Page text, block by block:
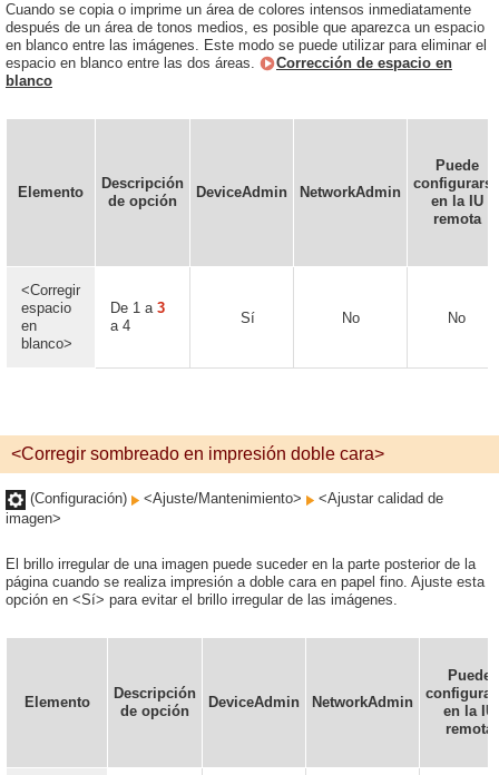
Cuando se copia o imprime un área de colores intensos inmediatamente
después de un área de tonos medios, es posible que aparezca un espacio
en blanco entre las imágenes. Este modo se puede utilizar para eliminar el
espacio en blanco entre las dos áreas.
Corrección de espacio en
blanco
Elemento
Descripción
de opción
DeviceAdmin NetworkAdmin
Puede
configurarse
en la IU
remota
<Corregir
espacio
en
blanco>
De 1 a 3
a 4
Sí No No
<Corregir sombreado en impresión doble cara>
(Configuración) <Ajuste/Mantenimiento>
<Ajustar calidad de
imagen>
El brillo irregular de una imagen puede suceder en la parte posterior de la
página cuando se realiza impresión a doble cara en papel fino. Ajuste esta
opción en <Sí> para evitar el brillo irregular de las imágenes.
Elemento
Descripción
de opción
DeviceAdmin NetworkAdmin
Puede
en la IU
remota